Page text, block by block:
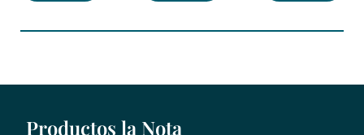
Productos la Nota